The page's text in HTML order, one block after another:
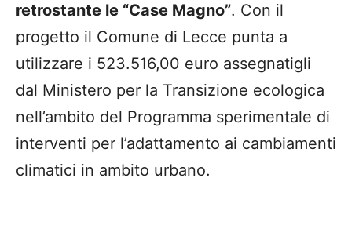
retrostante le “Case Magno”. Con il
progetto il Comune di Lecce punta a
utilizzare i 523.516,00 euro assegnatigli
dal Ministero per la Transizione ecologica
nell’ambito del Programma sperimentale di
interventi per l’adattamento ai cambiamenti
climatici in ambito urbano.